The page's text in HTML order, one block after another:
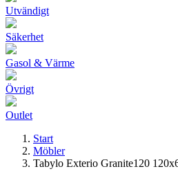
Utvändigt
Säkerhet
Gasol & Värme
Övrigt
Outlet
Start
Möbler
Tabylo Exterio Granite120